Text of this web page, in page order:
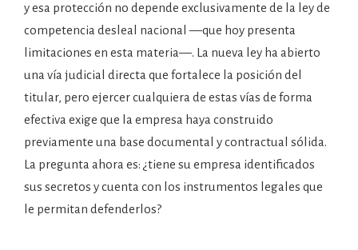
y esa protección no depende exclusivamente de la ley de
competencia desleal nacional —que hoy presenta
limitaciones en esta materia—. La nueva ley ha abierto
una vía judicial directa que fortalece la posición del
titular, pero ejercer cualquiera de estas vías de forma
efectiva exige que la empresa haya construido
previamente una base documental y contractual sólida.
La pregunta ahora es: ¿tiene su empresa identificados
sus secretos y cuenta con los instrumentos legales que
le permitan defenderlos?